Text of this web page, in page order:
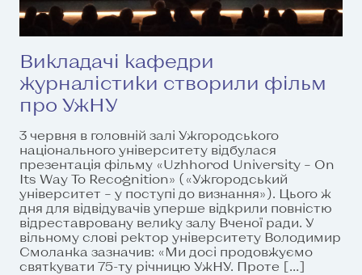
Викладачі кафедри
журналістики створили фільм
про УжНУ
3 червня в головній залі Ужгородського
національного університету відбулася
презентація фільму «Uzhhorod University – On
Its Way To Recognition» («Ужгородський
університет – у поступі до визнання»). Цього ж
дня для відвідувачів уперше відкрили повністю
відреставровану велику залу Вченої ради. У
вільному слові ректор університету Володимир
Смоланка зазначив: «Ми досі продовжуємо
святкувати 75-ту річницю УжНУ. Проте […]